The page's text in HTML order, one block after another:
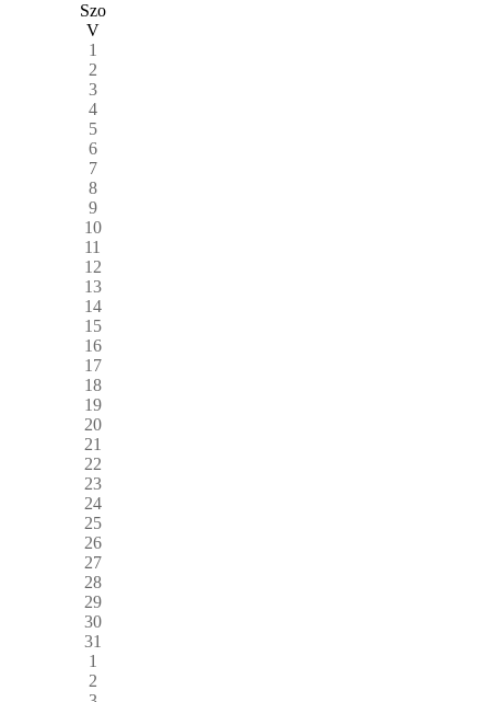
Szo
V
1
2
3
4
5
6
7
8
9
10
11
12
13
14
15
16
17
18
19
20
21
22
23
24
25
26
27
28
29
30
31
1
2